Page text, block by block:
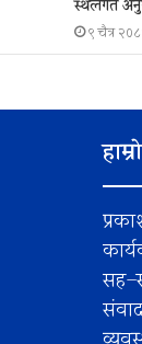
स्थलगत
९ चैत्र